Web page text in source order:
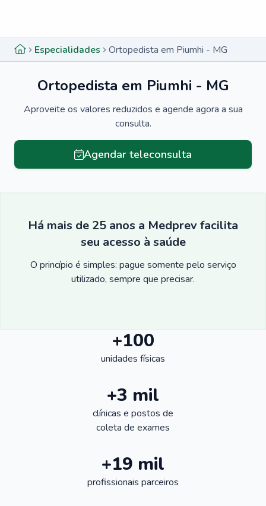
Especialidades Ortopedista em Piumhi - MG
Ortopedista em Piumhi - MG
Aproveite os valores reduzidos e agende agora a sua
consulta.
Agendar teleconsulta
Há mais de 25 anos a Medprev facilita
seu acesso à saúde
O princípio é simples: pague somente pelo serviço
utilizado, sempre que precisar.
+100
unidades físicas
+3 mil
clínicas e postos de
coleta de exames
+19 mil
profissionais parceiros